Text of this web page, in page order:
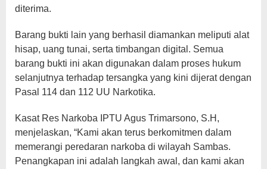
diterima.
Barang bukti lain yang berhasil diamankan meliputi alat
hisap, uang tunai, serta timbangan digital. Semua
barang bukti ini akan digunakan dalam proses hukum
selanjutnya terhadap tersangka yang kini dijerat dengan
Pasal 114 dan 112 UU Narkotika.
Kasat Res Narkoba IPTU Agus Trimarsono, S.H,
menjelaskan, “Kami akan terus berkomitmen dalam
memerangi peredaran narkoba di wilayah Sambas.
Penangkapan ini adalah langkah awal, dan kami akan